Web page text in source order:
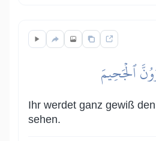
ٱلۡجَحِيمَ
Ihr werdet ganz gewiß
sehen.